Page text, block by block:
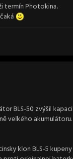
termín Photokina.
BLS-50 zvýšil
velkého
klon BLS-5